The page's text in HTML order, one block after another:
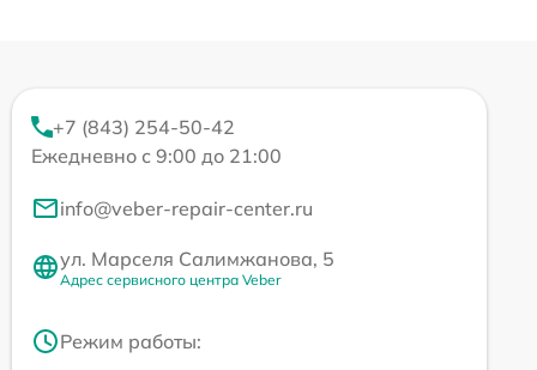
+7 (843) 254-50-42
Ежедневно с 9:00 до 21:00
info@veber-repair-center.ru
ул. Марселя Салимжанова, 5
Адрес сервисного центра Veber
Режим работы: